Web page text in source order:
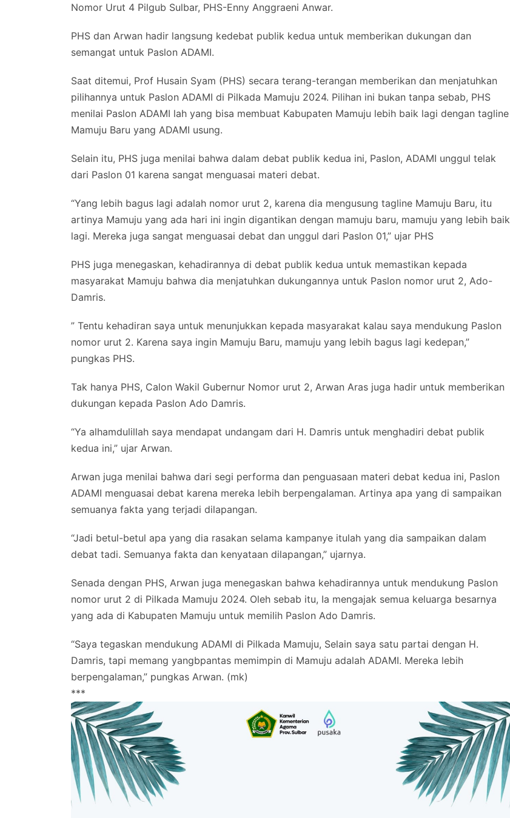
Nomor Urut 4 Pilgub Sulbar, PHS-Enny Anggraeni Anwar.
PHS dan Arwan hadir langsung kedebat publik kedua untuk memberikan dukungan dan
semangat untuk Paslon ADAMI.
Saat ditemui, Prof Husain Syam (PHS) secara terang-terangan memberikan dan menjatuhkan
pilihannya untuk Paslon ADAMI di Pilkada Mamuju 2024. Pilihan ini bukan tanpa sebab, PHS
menilai Paslon ADAMI lah yang bisa membuat Kabupaten Mamuju lebih baik lagi dengan tagline
Mamuju Baru yang ADAMI usung.
Selain itu, PHS juga menilai bahwa dalam debat publik kedua ini, Paslon, ADAMI unggul telak
dari Paslon 01 karena sangat menguasai materi debat.
“Yang lebih bagus lagi adalah nomor urut 2, karena dia mengusung tagline Mamuju Baru, itu
artinya Mamuju yang ada hari ini ingin digantikan dengan mamuju baru, mamuju yang lebih baik
lagi. Mereka juga sangat menguasai debat dan unggul dari Paslon 01,” ujar PHS
PHS juga menegaskan, kehadirannya di debat publik kedua untuk memastikan kepada
masyarakat Mamuju bahwa dia menjatuhkan dukungannya untuk Paslon nomor urut 2, Ado-
Damris.
” Tentu kehadiran saya untuk menunjukkan kepada masyarakat kalau saya mendukung Paslon
nomor urut 2. Karena saya ingin Mamuju Baru, mamuju yang lebih bagus lagi kedepan,”
pungkas PHS.
Tak hanya PHS, Calon Wakil Gubernur Nomor urut 2, Arwan Aras juga hadir untuk memberikan
dukungan kepada Paslon Ado Damris.
“Ya alhamdulillah saya mendapat undangam dari H. Damris untuk menghadiri debat publik
kedua ini,” ujar Arwan.
Arwan juga menilai bahwa dari segi performa dan penguasaan materi debat kedua ini, Paslon
ADAMI menguasai debat karena mereka lebih berpengalaman. Artinya apa yang di sampaikan
semuanya fakta yang terjadi dilapangan.
“Jadi betul-betul apa yang dia rasakan selama kampanye itulah yang dia sampaikan dalam
debat tadi. Semuanya fakta dan kenyataan dilapangan,” ujarnya.
Senada dengan PHS, Arwan juga menegaskan bahwa kehadirannya untuk mendukung Paslon
nomor urut 2 di Pilkada Mamuju 2024. Oleh sebab itu, Ia mengajak semua keluarga besarnya
yang ada di Kabupaten Mamuju untuk memilih Paslon Ado Damris.
“Saya tegaskan mendukung ADAMI di Pilkada Mamuju, Selain saya satu partai dengan H.
Damris, tapi memang yangbpantas memimpin di Mamuju adalah ADAMI. Mereka lebih
berpengalaman,” pungkas Arwan. (mk)
***